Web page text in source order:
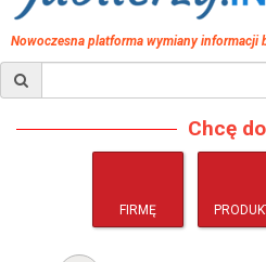
Nowoczesna platforma wymiany informacji
Chcę
FIRMĘ